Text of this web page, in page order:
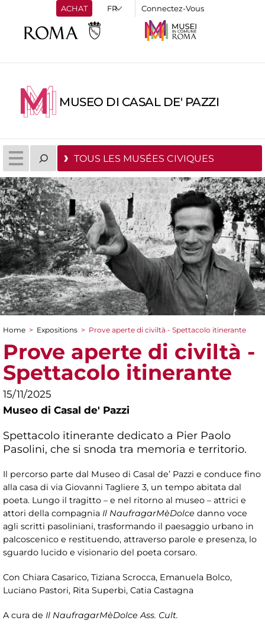
ACHAT Connectez-Vous
MUSEO DI CASAL DE' PAZZI
TOUS LES MUSÉES CIVIQUES
You are here
Home > Expositions > Prove aperte di civiltà - Spettacolo itinerante
Prove aperte di civiltà -
Spettacolo itinerante
15/11/2025
Museo di Casal de' Pazzi
Spettacolo itinerante dedicato a Pier Paolo
Pasolini, che si snoda tra memoria e territorio.
Il percorso parte dal Museo di Casal de’ Pazzi e conduce fino
alla casa di via Giovanni Tagliere 3, un tempo abitata dal
poeta. Lungo il tragitto – e nel ritorno al museo – attrici e
attori della compagnia Il NaufragarMèDolce danno voce
agli scritti pasoliniani, trasformando il paesaggio urbano in
palcoscenico e restituendo, attraverso parole e presenza, lo
sguardo lucido e visionario del poeta corsaro.
Con Chiara Casarico, Tiziana Scrocca, Emanuela Bolco,
Luciano Pastori, Rita Superbi, Catia Castagna
A cura de Il NaufragarMèDolce Ass. Cult.